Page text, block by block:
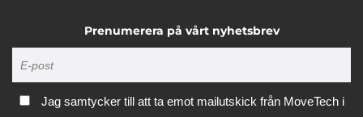
Prenumerera på vårt nyhetsbrev
Jag samtycker till att ta emot mailutskick från MoveTech i